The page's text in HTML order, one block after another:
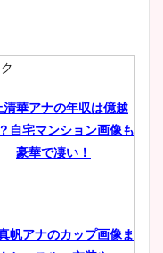
肉も凄い！
の太ってた時の体重が
すぎww原因や痩せたダ
清華アナの年収は億越
自宅マンション画像も
豪華で凄い！
帆アナのカップ画像ま